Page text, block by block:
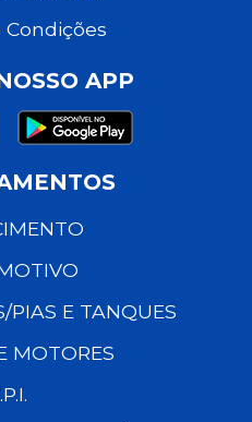
APP
PIAS E TANQUES
MOTORES